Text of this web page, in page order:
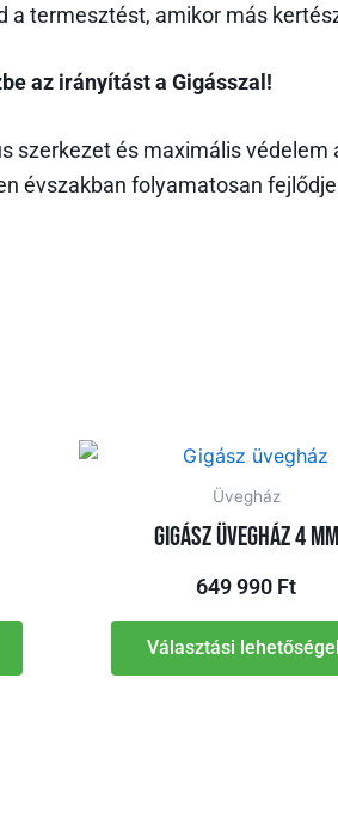
termesztést, amikor más
az irányítást a Gigásszal!
szerkezet és maximális védelem
évszakban folyamatosan
Üvegház
Gigász üvegház 4 mm
649 990 Ft
Választási